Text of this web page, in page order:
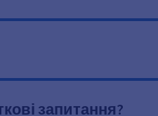
запитання?